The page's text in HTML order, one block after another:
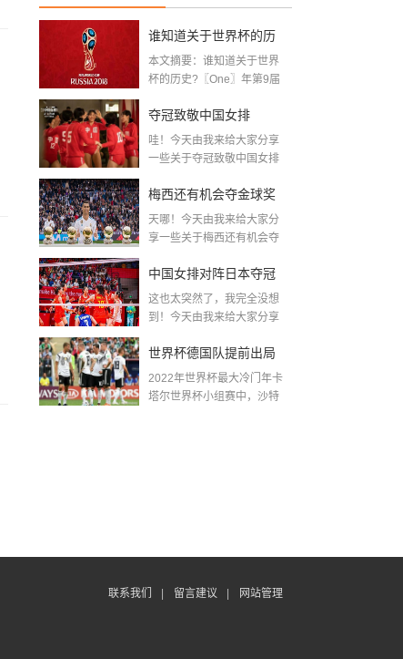
谁知道关于世界杯的历
史 「十二月四号世界杯
本文摘要：谁知道关于世界
杯的历史?〖One〗年第9届
夺冠致敬中国女排
〖2020关于电影 夺冠 观
哇！今天由我来给大家分享
一些关于夺冠致敬中国女排
梅西还有机会夺金球奖
〖梅老七什么梗〗
天哪！今天由我来给大家分
享一些关于梅西还有机会夺
中国女排对阵日本夺冠
了吗〖中国女排3 0复仇
这也太突然了，我完全没想
到！今天由我来给大家分享
世界杯德国队提前出局
吗,2018年世界杯德国战
2022年世界杯最大冷门年卡
塔尔世界杯小组赛中，沙特
联系我们 留言建议 网站管理